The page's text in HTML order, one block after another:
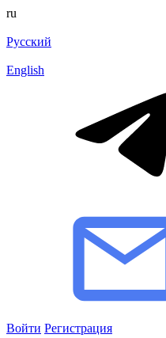
ru
Русский
English
Войти Регистрация